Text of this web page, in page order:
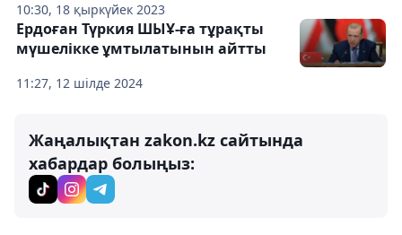
10:30, 18 қыркүйек 2023
11:27, 12 шілде 2024
Ердоған Түркия ШЫҰ-ға тұрақты
мүшелікке ұмтылатынын айтты
Жаңалықтан zakon.kz сайтында
хабардар болыңыз: